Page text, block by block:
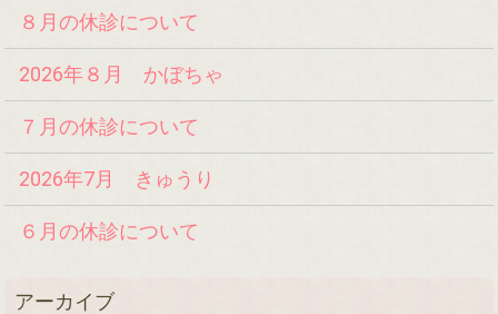
８月の休診について
2026年８月 かぼちゃ
７月の休診について
2026年7月 きゅうり
６月の休診について